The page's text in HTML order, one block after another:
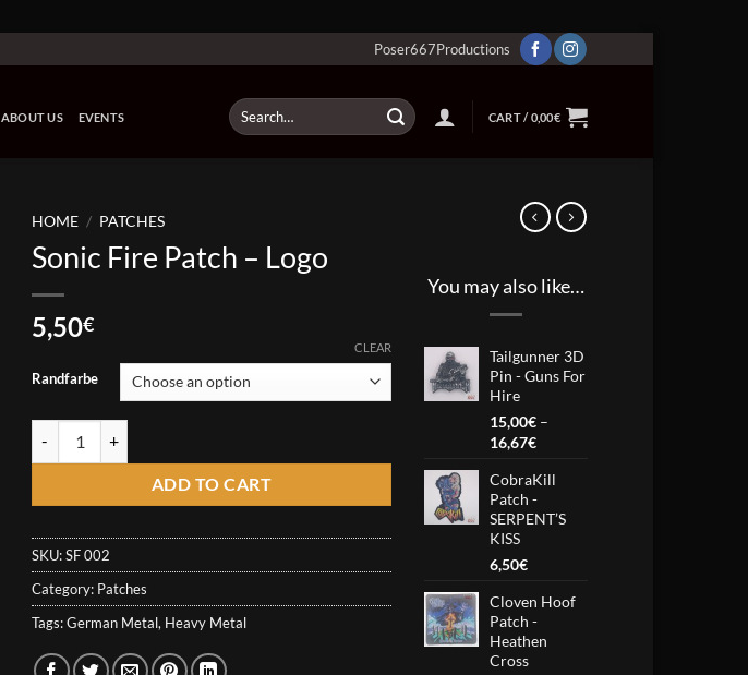
Poser667Productions
ABOUT US EVENTS
Search
for:
CART /0,00€
HOME / PATCHES
Sonic Fire Patch – Logo
5,50€
Randfarbe
CLEAR
ADD TO CART
SKU:SF 002
Category: Patches
Tags:German Metal, Heavy Metal
You may also like…
Tailgunner 3D
Pin - Guns For
Hire
15,00€ –
16,67€Price
15,00€
through
16,67€
CobraKill
Patch -
SERPENT’S
KISS
6,50€
Cloven Hoof
Patch -
Heathen
Cross